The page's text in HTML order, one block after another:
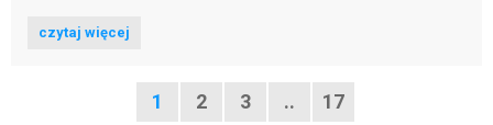
szeregu...
czytaj więcej
Strona
Strona
1 Strona
2 Strona
3 .. Strona
17